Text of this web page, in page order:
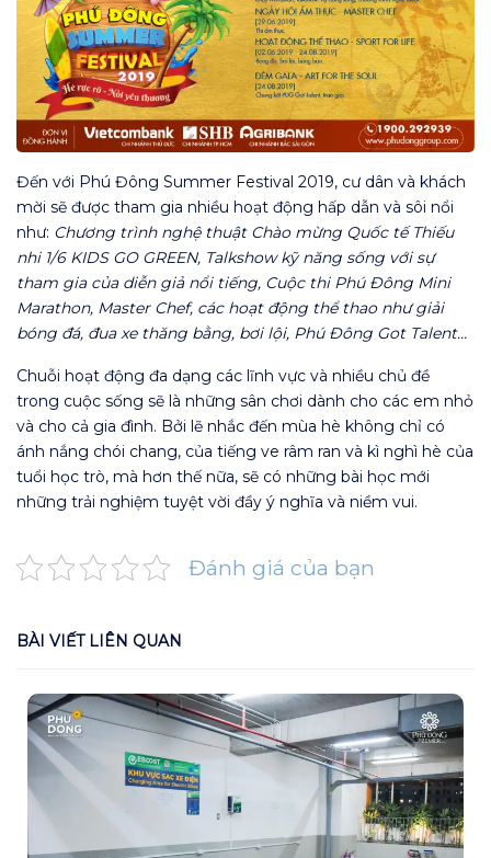
Đến với Phú Đông Summer Festival 2019, cư dân và khách
mời sẽ được tham gia nhiều hoạt động hấp dẫn và sôi nổi
như: Chương trình nghệ thuật Chào mừng Quốc tế Thiếu
nhi 1/6 KIDS GO GREEN, Talkshow kỹ năng sống với sự
tham gia của diễn giả nổi tiếng, Cuộc thi Phú Đông Mini
Marathon, Master Chef, các hoạt động thể thao như giải
bóng đá, đua xe thăng bằng, bơi lội, Phú Đông Got Talent…
Chuỗi hoạt động đa dạng các lĩnh vực và nhiều chủ đề
trong cuộc sống sẽ là những sân chơi dành cho các em nhỏ
và cho cả gia đình. Bởi lẽ nhắc đến mùa hè không chỉ có
ánh nắng chói chang, của tiếng ve râm ran và kì nghì hè của
tuổi học trò, mà hơn thế nữa, sẽ có những bài học mới
những trải nghiệm tuyệt vời đầy ý nghĩa và niềm vui.
Đánh giá của bạn
BÀI VIẾT LIÊN QUAN